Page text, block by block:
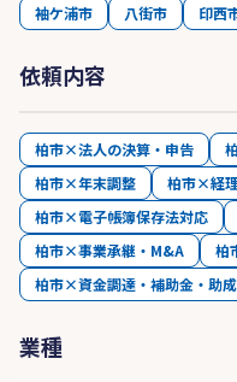
袖ケ浦市
八街市 印西
依頼内容
柏市×法人の決算・申告
柏市×年末調整
柏市×経
柏市×電子帳簿保存法対応
柏市×事業承継・M&A
柏
柏市×資金調達・補助金・助
業種